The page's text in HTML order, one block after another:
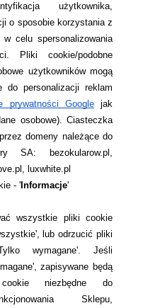
użytkownika,
o sposobie korzystania z
celu spersonalizowania
Pliki cookie/podobne
użytkowników mogą
do personalizacji reklam
prywatności Googlejak
osobowe). Ciasteczka
domeny należące do
SA: bezokularow.pl,
luxwhite.pl
- 'Informacje'
wszystkie pliki cookie
lub odrzucić pliki
wymagane'. Jeśli
zapisywane będą
niezbędne do
Sklepu,
NA CIASTECZKA